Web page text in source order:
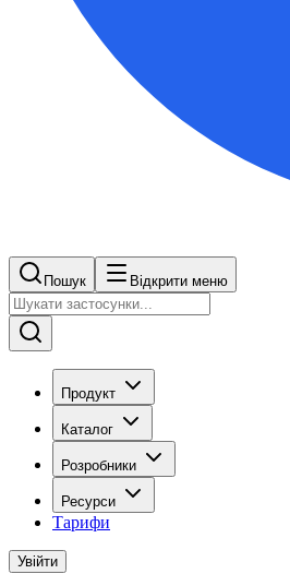
Пошук Відкрити меню
Продукт
Каталог
Розробники
Ресурси
Тарифи
Увійти